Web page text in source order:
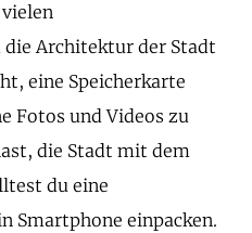
die Architektur der Stadt
eine Speicherkarte
Fotos und Videos zu
die Stadt mit dem
du eine
Smartphone einpacken.